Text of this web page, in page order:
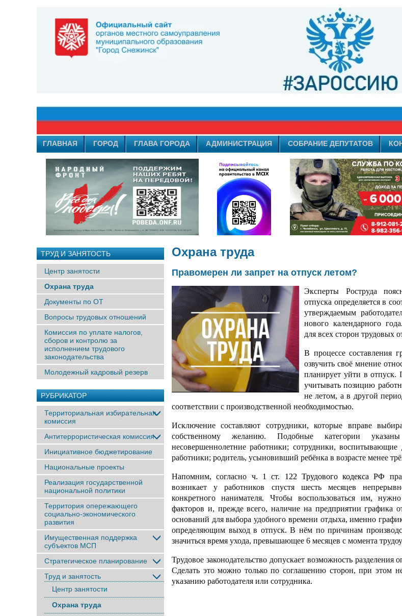
ГЛАВНАЯ ГОРОД ГЛАВА ГОРОДА АДМИНИСТРАЦИЯ СОБРАНИЕ ДЕПУТАТОВ
ТРУД И ЗАНЯТОСТЬ
Центр занятости
Охрана труда
Документы по ОТ
Вопросы трудовых отношений
Комиссия по уплате налогов,
сборов и контролю за
исполнением трудового
законодательства
Молодежный кадровый резерв
РУБРИКАТОР
Территориальная избирательная
комиссия
Антитеррористическая комиссия
Инициативное бюджетирование
Национальные проекты
Реализация государственной
национальной политики
Территория опережающего
социально-экономического
развития
Имущественная поддержка
субъектов МСП
Стратегическое планирование
Труд и занятость
Центр занятости
Охрана труда
Охрана труда
Правомерен ли запрет на отпуск летом?
Эксперты Роструда
отпуска определяется в
утверждаемым
нового календарного
для всех сторон трудовых
В процессе составления
озвучить своё мнение
планирует уйти в
учитывать позицию
не летом, а в другой
соответствии с производственной необходимостью.
Исключение составляют сотрудники, которые вправе
собственному желанию. Подобные категории
несовершеннолетние работники; сотрудники, воспитывающие
работники; родитель, усыновивший ребёнка в возрасте менее
Напомним, согласно ч. 1 ст. 122 Трудового кодекса РФ
возникает у работников спустя шесть месяцев
конкретного нанимателя. Чтобы воспользоваться им,
факторов и, прежде всего, наличие на предприятии графика
оснований для выбора удобного времени отдыха, именно
определяющим выход в отпуск. В нём по причинам
значиться время ухода, превышающее 6 месяцев с момента
Трудовое законодательство допускает возможность разделения
Сделать это можно только по соглашению сторон, при этом
указанию работодателя или сотрудника.